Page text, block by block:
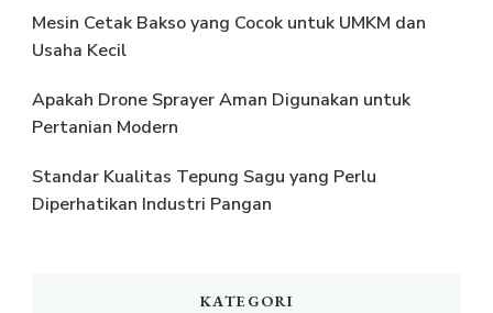
Mesin Cetak Bakso yang Cocok untuk UMKM dan
Usaha Kecil
Apakah Drone Sprayer Aman Digunakan untuk
Pertanian Modern
Standar Kualitas Tepung Sagu yang Perlu
Diperhatikan Industri Pangan
KATEGORI